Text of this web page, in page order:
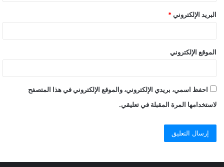
البريد الإلكتروني *
الموقع الإلكتروني
احفظ اسمي، بريدي الإلكتروني، والموقع الإلكتروني في هذا المتصفح
لاستخدامها المرة المقبلة في تعليقي.